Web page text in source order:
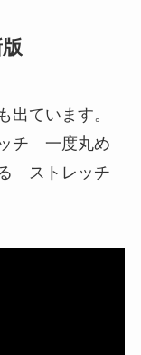
出ています。
チ 一度丸め
ストレッチ